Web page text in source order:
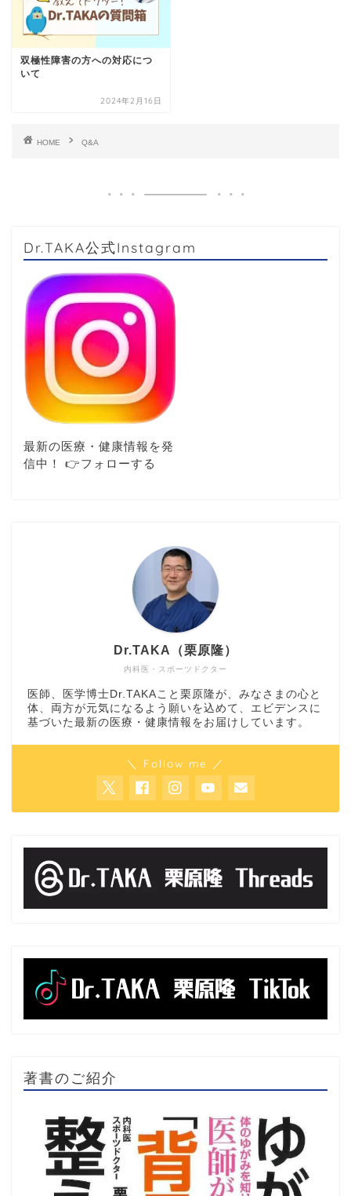
双極性障害の方への対応につ
いて
2024年2月16日
HOME Q&A
Dr.TAKA公式Instagram
最新の医療・健康情報を発
信中！ 👉️フォローする
内科医・スポーツドクター
Dr.TAKA（栗原隆）
医師、医学博士Dr.TAKAこと栗原隆が、みなさまの心と
体、両方が元気になるよう願いを込めて、エビデンスに
基づいた最新の医療・健康情報をお届けしています。
＼ Follow me ／
著書のご紹介